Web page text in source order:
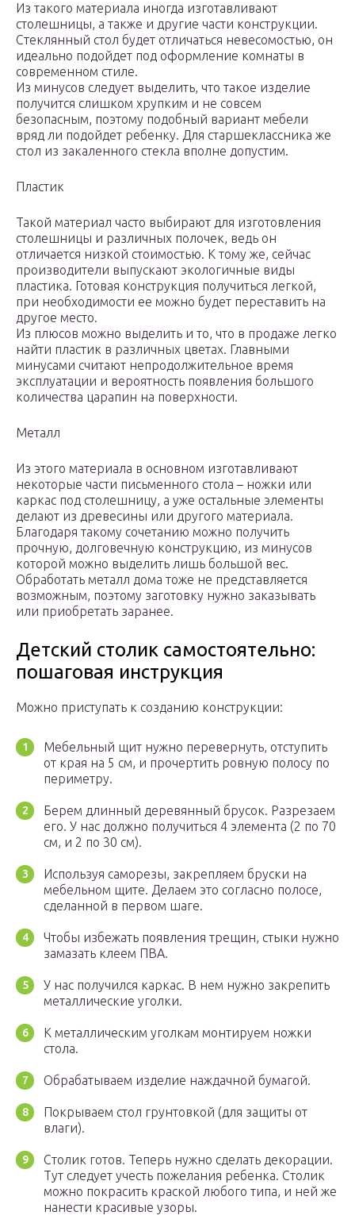
Из такого материала иногда изготавливают
столешницы, а также и другие части конструкции.
Стеклянный стол будет отличаться невесомостью, он
идеально подойдет под оформление комнаты в
современном стиле.
Из минусов следует выделить, что такое изделие
получится слишком хрупким и не совсем
безопасным, поэтому подобный вариант мебели
вряд ли подойдет ребенку. Для старшеклассника же
стол из закаленного стекла вполне допустим.
Пластик
Такой материал часто выбирают для изготовления
столешницы и различных полочек, ведь он
отличается низкой стоимостью. К тому же, сейчас
производители выпускают экологичные виды
пластика. Готовая конструкция получиться легкой,
при необходимости ее можно будет переставить на
другое место.
Из плюсов можно выделить и то, что в продаже легко
найти пластик в различных цветах. Главными
минусами считают непродолжительное время
эксплуатации и вероятность появления большого
количества царапин на поверхности.
Металл
Из этого материала в основном изготавливают
некоторые части письменного стола – ножки или
каркас под столешницу, а уже остальные элементы
делают из древесины или другого материала.
Благодаря такому сочетанию можно получить
прочную, долговечную конструкцию, из минусов
которой можно выделить лишь большой вес.
Обработать металл дома тоже не представляется
возможным, поэтому заготовку нужно заказывать
или приобретать заранее.
Детский столик самостоятельно:
пошаговая инструкция
Можно приступать к созданию конструкции:
Мебельный щит нужно перевернуть, отступить
от края на 5 см, и прочертить ровную полосу по
периметру.
Берем длинный деревянный брусок. Разрезаем
его. У нас должно получиться 4 элемента (2 по 70
см, и 2 по 30 см).
Используя саморезы, закрепляем бруски на
мебельном щите. Делаем это согласно полосе,
сделанной в первом шаге.
Чтобы избежать появления трещин, стыки нужно
замазать клеем ПВА.
У нас получился каркас. В нем нужно закрепить
металлические уголки.
К металлическим уголкам монтируем ножки
стола.
Обрабатываем изделие наждачной бумагой.
Покрываем стол грунтовкой (для защиты от
влаги).
Столик готов. Теперь нужно сделать декорации.
Тут следует учесть пожелания ребенка. Столик
можно покрасить краской любого типа, и ней же
нанести красивые узоры.